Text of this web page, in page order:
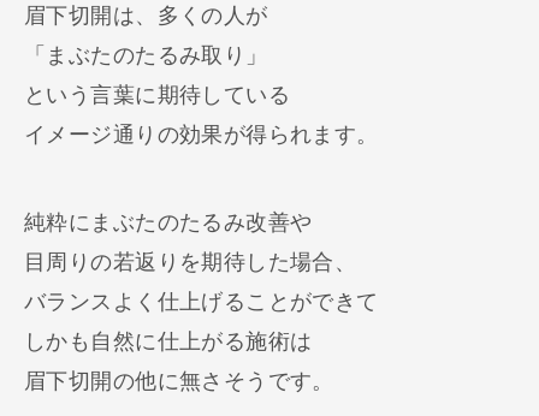
眉下切開は、多くの人が
「まぶたのたるみ取り」
という言葉に期待している
イメージ通りの効果が得られます。
純粋にまぶたのたるみ改善や
目周りの若返りを期待した場合、
バランスよく仕上げることができて
しかも自然に仕上がる施術は
眉下切開の他に無さそうです。